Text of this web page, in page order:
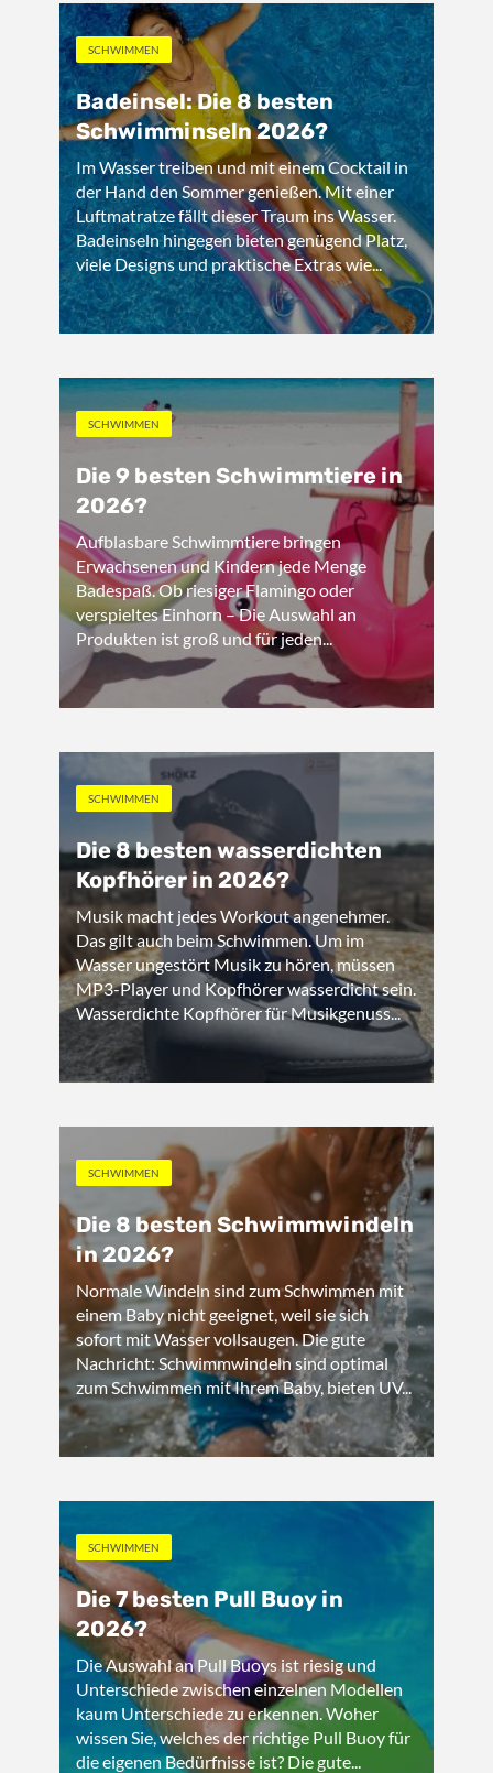
SCHWIMMEN
Badeinsel: Die 8 besten
Schwimminseln 2026?
Im Wasser treiben und mit einem Cocktail in
der Hand den Sommer genießen. Mit einer
Luftmatratze fällt dieser Traum ins Wasser.
Badeinseln hingegen bieten genügend Platz,
viele Designs und praktische Extras wie...
SCHWIMMEN
Die 9 besten Schwimmtiere in
2026?
Aufblasbare Schwimmtiere bringen
Erwachsenen und Kindern jede Menge
Badespaß. Ob riesiger Flamingo oder
verspieltes Einhorn – Die Auswahl an
Produkten ist groß und für jeden...
SCHWIMMEN
Die 8 besten wasserdichten
Kopfhörer in 2026?
Musik macht jedes Workout angenehmer.
Das gilt auch beim Schwimmen. Um im
Wasser ungestört Musik zu hören, müssen
MP3-Player und Kopfhörer wasserdicht sein.
Wasserdichte Kopfhörer für Musikgenuss...
SCHWIMMEN
Die 8 besten Schwimmwindeln
in 2026?
Normale Windeln sind zum Schwimmen mit
einem Baby nicht geeignet, weil sie sich
sofort mit Wasser vollsaugen. Die gute
Nachricht: Schwimmwindeln sind optimal
zum Schwimmen mit Ihrem Baby, bieten UV...
SCHWIMMEN
Die 7 besten Pull Buoy in
2026?
Die Auswahl an Pull Buoys ist riesig und
Unterschiede zwischen einzelnen Modellen
kaum Unterschiede zu erkennen. Woher
wissen Sie, welches der richtige Pull Buoy für
die eigenen Bedürfnisse ist? Die gute...